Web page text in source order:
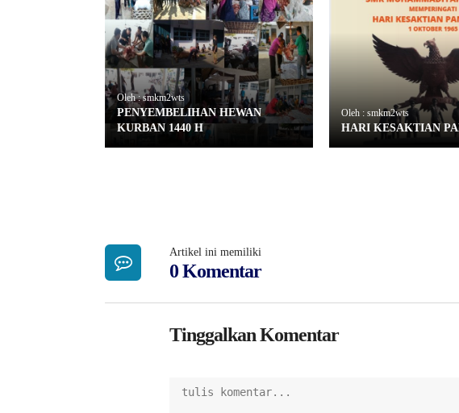
Oleh : smkm2wts
PENYEMBELIHAN HEWAN
KURBAN 1440 H
Oleh : smkm2wts
HARI KESAKTIAN
Artikel ini memiliki
0 Komentar
Tinggalkan Komentar